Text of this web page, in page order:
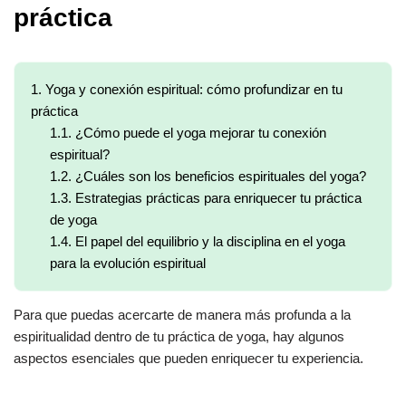
práctica
1. Yoga y conexión espiritual: cómo profundizar en tu
práctica
1.1. ¿Cómo puede el yoga mejorar tu conexión
espiritual?
1.2. ¿Cuáles son los beneficios espirituales del yoga?
1.3. Estrategias prácticas para enriquecer tu práctica
de yoga
1.4. El papel del equilibrio y la disciplina en el yoga
para la evolución espiritual
Para que puedas acercarte de manera más profunda a la
espiritualidad dentro de tu práctica de yoga, hay algunos
aspectos esenciales que pueden enriquecer tu experiencia.